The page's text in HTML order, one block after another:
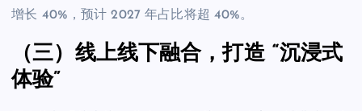
增长 40%，预计 2027 年占比将超 40%。
（三）线上线下融合，打造 “沉浸式
体验”